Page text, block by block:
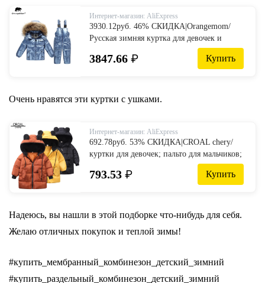
Интернет-магазин: AliExpress
3930.12руб. 46% СКИДКА|Orangemom/
Русская зимняя куртка для девочек и
мальчиков, пальто и верхняя одежда
теплая детская одежда на утином пуху для
from Мать и ребенок on AliExpress
3847.66 ₽ Купить
Очень нравятся эти куртки с ушками.
Интернет-магазин: AliExpress
692.78руб. 53% СКИДКА|CROAL chery/
куртки для девочек; пальто для мальчиков;
детская зимняя верхняя одежда и пальто;
повседневная одежда для маленьких
793.53 ₽ Купить
Надеюсь, вы нашли в этой подборке что-нибудь для себя.
Желаю отличных покупок и теплой зимы!
#купить_мембранный_комбинезон_детский_зимний
#купить_раздельный_комбинезон_детский_зимний